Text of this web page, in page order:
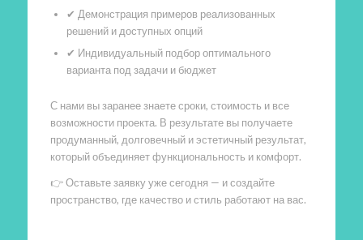
✔ Демонстрация примеров реализованных
решений и доступных опций
✔ Индивидуальный подбор оптимального
варианта под задачи и бюджет
С нами вы заранее знаете сроки, стоимость и все
возможности проекта. В результате вы получаете
продуманный, долговечный и эстетичный результат,
который объединяет функциональность и комфорт.
👉 Оставьте заявку уже сегодня — и создайте
пространство, где качество и стиль работают на вас.